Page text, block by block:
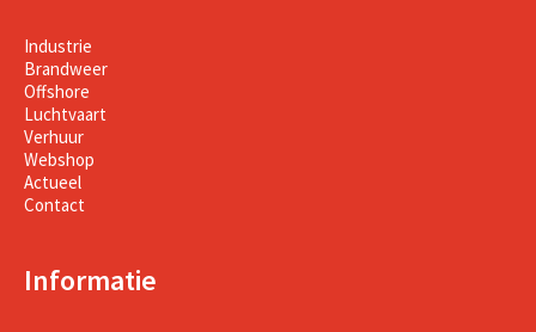
Industrie
Brandweer
Offshore
Luchtvaart
Verhuur
Webshop
Actueel
Contact
Informatie